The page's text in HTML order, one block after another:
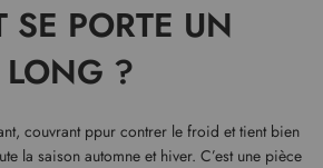
PORTE UN
?
couvrant ppur contrer le froid et tient bien
la saison automne et hiver. C’est une pièce